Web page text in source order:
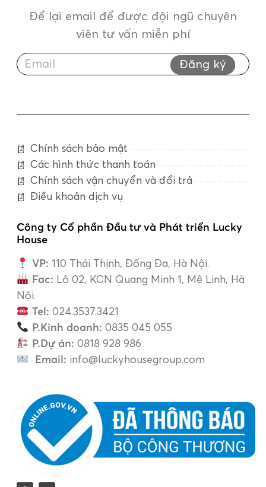
Để lại email để được đội ngũ chuyên
viên tư vấn miễn phí
Đăng ký
Chính sách bảo mật
Các hình thức thanh toán
Chính sách vận chuyển và đổi trả
Điều khoản dịch vụ
Công ty Cổ phần Đầu tư và Phát triển Lucky
House
VP: 110 Thái Thịnh, Đống Đa, Hà Nội.
Fac: Lô 02, KCN Quang Minh 1, Mê Linh, Hà
Nội.
Tel: 024.3537.3421
P.Kinh doanh: 0835 045 055
P.Dự án: 0818 928 986
Email: info@luckyhousegroup.com